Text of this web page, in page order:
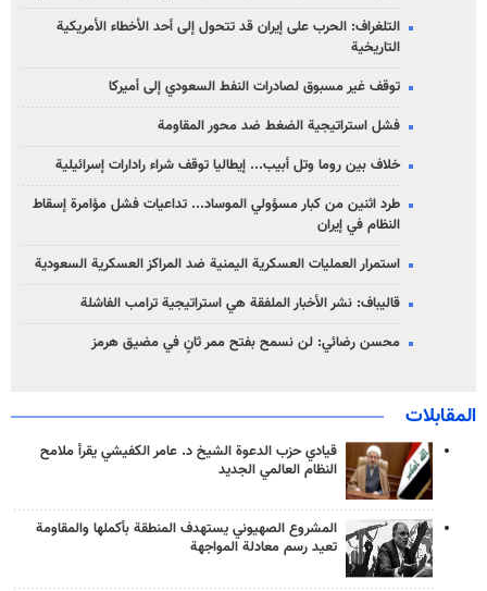
التلغراف: الحرب على إيران قد تتحول إلى أحد الأخطاء الأمريكية
التاريخية
توقف غير مسبوق لصادرات النفط السعودي إلى أميركا
فشل استراتيجية الضغط ضد محور المقاومة
خلاف بين روما وتل أبيب... إيطاليا توقف شراء رادارات إسرائيلية
طرد اثنين من كبار مسؤولي الموساد... تداعيات فشل مؤامرة إسقاط
النظام في إيران
استمرار العمليات العسكرية اليمنية ضد المراكز العسكرية السعودية
قاليباف: نشر الأخبار الملفقة هي استراتيجية ترامب الفاشلة
محسن رضائي: لن نسمح بفتح ممر ثانٍ في مضيق هرمز
المقابلات
قيادي حزب الدعوة الشيخ د. عامر الكفيشي يقرأ ملامح
النظام العالمي الجديد
المشروع الصهيوني يستهدف المنطقة بأكملها والمقاومة
تعيد رسم معادلة المواجهة